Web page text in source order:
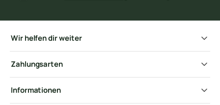
Wir helfen dir weiter
Zahlungsarten
Informationen